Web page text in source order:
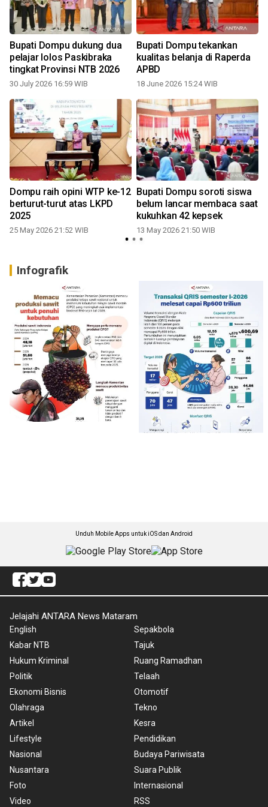
Bupati Dompu dukung dua
pelajar lolos Paskibraka
tingkat Provinsi NTB 2026
30 July 2026 16:59 WIB
Bupati Dompu tekankan
kualitas belanja di Raperda
APBD
18 June 2026 15:24 WIB
Dompu raih opini WTP ke-12
berturut-turut atas LKPD
2025
25 May 2026 21:52 WIB
Bupati Dompu soroti siswa
belum lancar membaca saat
kukuhkan 42 kepsek
13 May 2026 21:50 WIB
Infografik
Unduh Mobile Apps untuk iOS dan Android
Jelajahi ANTARA News Mataram
English
Kabar NTB
Hukum Kriminal
Politik
Ekonomi Bisnis
Olahraga
Artikel
Lifestyle
Nasional
Nusantara
Foto
Video
Sepakbola
Tajuk
Ruang Ramadhan
Telaah
Otomotif
Tekno
Kesra
Pendidikan
Budaya Pariwisata
Suara Publik
Internasional
RSS